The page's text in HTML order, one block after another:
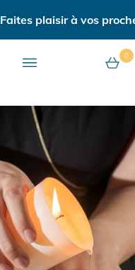
Faites plaisir à vos
0
0